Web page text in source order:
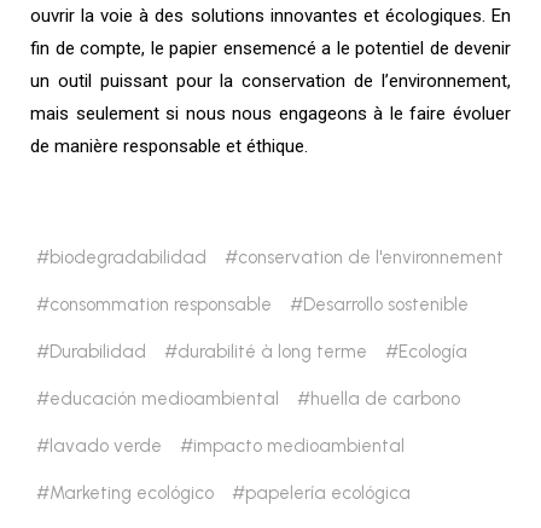
ouvrir la voie à des solutions innovantes et écologiques. En
fin de compte, le papier ensemencé a le potentiel de devenir
un outil puissant pour la conservation de l’environnement,
mais seulement si nous nous engageons à le faire évoluer
de manière responsable et éthique.
biodegradabilidad conservation de l'environnement
consommation responsable Desarrollo sostenible
Durabilidad durabilité à long terme Ecología
educación medioambiental huella de carbono
lavado verde impacto medioambiental
Marketing ecológico papelería ecológica